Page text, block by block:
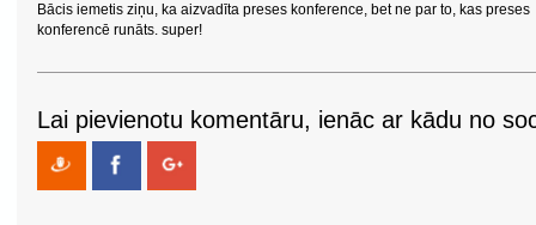
Bācis iemetis ziņu, ka aizvadīta preses konference, bet ne par to, kas preses
konferencē runāts. super!
Lai pievienotu komentāru, ienāc ar kādu no